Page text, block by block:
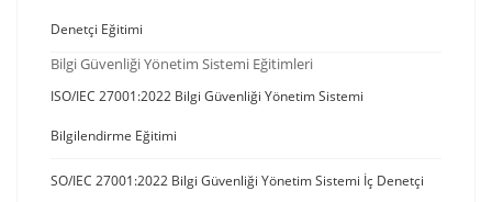
Denetçi Eğitimi
Bilgi Güvenliği Yönetim Sistemi Eğitimleri
ISO/IEC 27001:2022 Bilgi Güvenliği Yönetim Sistemi
Bilgilendirme Eğitimi
SO/IEC 27001:2022 Bilgi Güvenliği Yönetim Sistemi İç Denetçi